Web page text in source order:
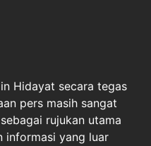
Hidayat secara tegas
pers masih sangat
rujukan utama
informasi yang luar